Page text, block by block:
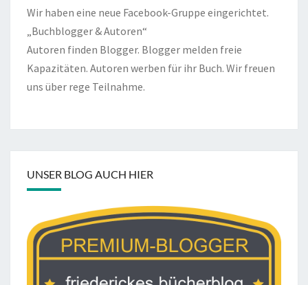
Wir haben eine neue Facebook-Gruppe eingerichtet.
„Buchblogger & Autoren“
Autoren finden Blogger. Blogger melden freie
Kapazitäten. Autoren werben für ihr Buch. Wir freuen
uns über rege Teilnahme.
UNSER BLOG AUCH HIER